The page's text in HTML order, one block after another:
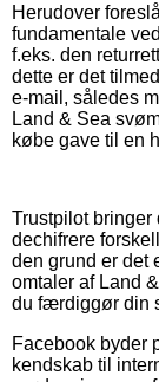
Herudover
fundamentale
f.eks. den
dette er det
e-mail, således
Land & Sea
købe gave til en
Trustpilot
dechifrere
den grund er det
omtaler af Land
du færdiggør din
Facebook byder
kendskab til